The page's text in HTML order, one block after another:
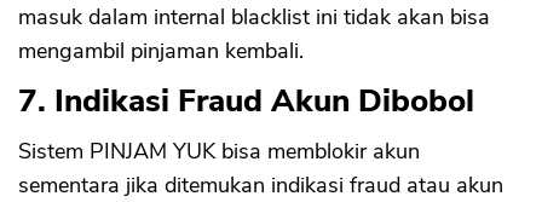
masuk dalam internal blacklist ini tidak akan bisa
mengambil pinjaman kembali.
7. Indikasi Fraud Akun Dibobol
Sistem PINJAM YUK bisa memblokir akun
sementara jika ditemukan indikasi fraud atau akun